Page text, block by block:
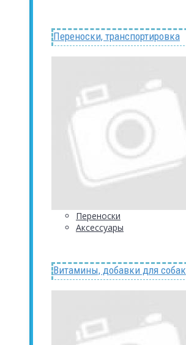
Переноски, транспортировка
Переноски
Аксессуары
Витамины, добавки для собак